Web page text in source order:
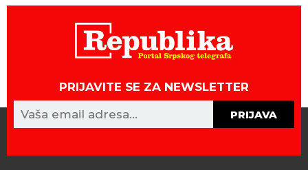
PRIJAVITE SE ZA NEWSLETTER
PRIJAVA